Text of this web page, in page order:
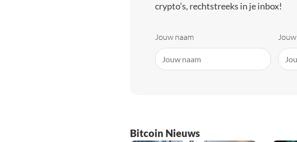
crypto’s, rechtstreeks in je inbox!
Jouw naam
Bitcoin Nieuws